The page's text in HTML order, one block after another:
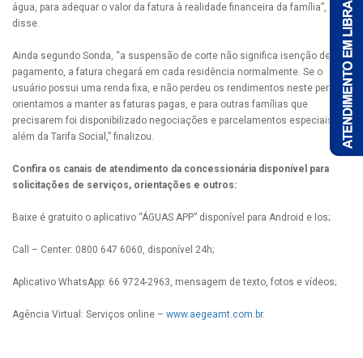
água, para adequar o valor da fatura à realidade financeira da família”,
disse.
Ainda segundo Sonda, “a suspensão de corte não significa isenção de
pagamento, a fatura chegará em cada residência normalmente. Se o
usuário possui uma renda fixa, e não perdeu os rendimentos neste período,
orientamos a manter as faturas pagas, e para outras famílias que
precisarem foi disponibilizado negociações e parcelamentos especiais,
além da Tarifa Social,” finalizou.
Confira os canais de atendimento da concessionária disponível para
solicitações de serviços, orientações e outros:
Baixe é gratuito o aplicativo “ÁGUAS APP” disponível para Android e Ios;
Call – Center: 0800 647 6060, disponível 24h;
Aplicativo WhatsApp: 66 9724-2963, mensagem de texto, fotos e vídeos;
Agência Virtual: Serviços online – www.aegeamt.com.br.